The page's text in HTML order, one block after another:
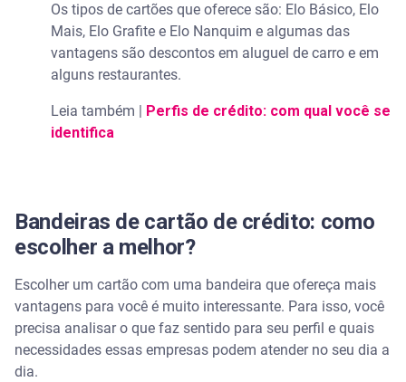
Os tipos de cartões que oferece são: Elo Básico, Elo
Mais, Elo Grafite e Elo Nanquim e algumas das
vantagens são descontos em aluguel de carro e em
alguns restaurantes.
Leia também |
Perfis de crédito: com qual você se
identifica
Bandeiras de cartão de crédito: como
escolher a melhor?
Escolher um cartão com uma bandeira que ofereça mais
vantagens para você é muito interessante. Para isso, você
precisa analisar o que faz sentido para seu perfil e quais
necessidades essas empresas podem atender no seu dia a
dia.